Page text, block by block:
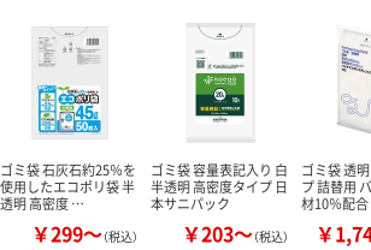
ません
ゴミ袋 石灰石約25％を
使用したエコポリ袋 半
透明 高密度 …
￥299～（税込）
ゴミ袋 容量表記入り 白
半透明 高密度タイプ 日
本サニパック
￥203～（税込）
ゴミ袋 透
プ 詰替用
材10％配合
￥